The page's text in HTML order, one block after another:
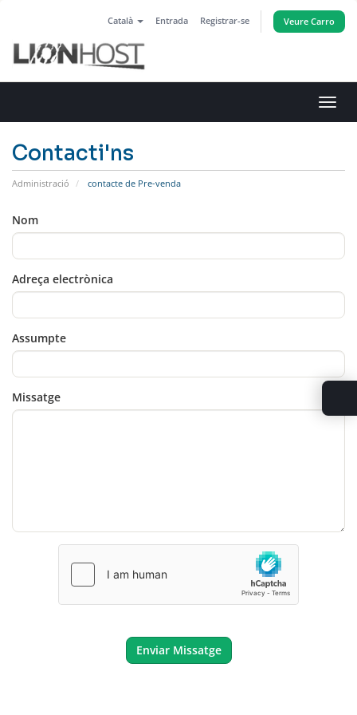
Català Entrada Registrar-se Veure Carro
la
Contacti'ns
Administració contacte de Pre-venda
Nom
Adreça electrònica
Assumpte
Missatge
Enviar Missatge